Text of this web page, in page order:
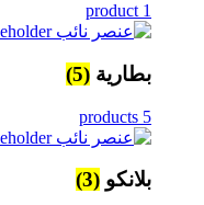
1 product
بطارية (5)
5 products
بلانكو (3)